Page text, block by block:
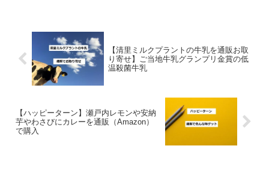
【清里ミルクプラントの牛乳を通販お取
り寄せ】ご当地牛乳グランプリ金賞の低
温殺菌牛乳
【ハッピーターン】瀬戸内レモンや安納
芋やわさびにカレーを通販（Amazon）
で購入